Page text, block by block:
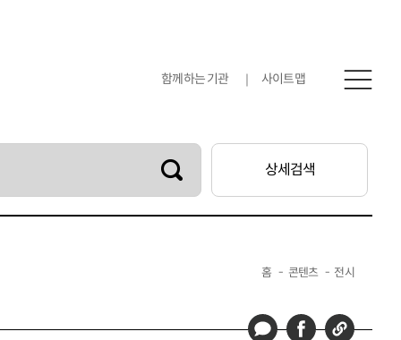
함께하는 기관 사이트맵
상세검색
홈 콘텐츠 전시